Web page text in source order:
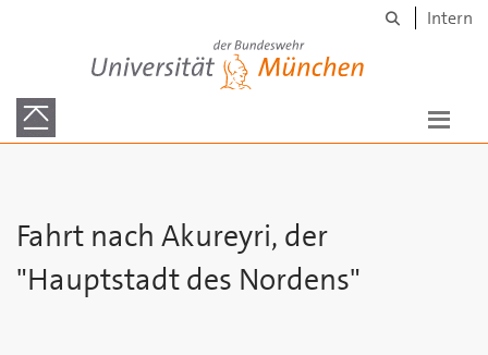
Universität der Bundeswehr München
Intern
Fahrt nach Akureyri, der
"Hauptstadt des Nordens"